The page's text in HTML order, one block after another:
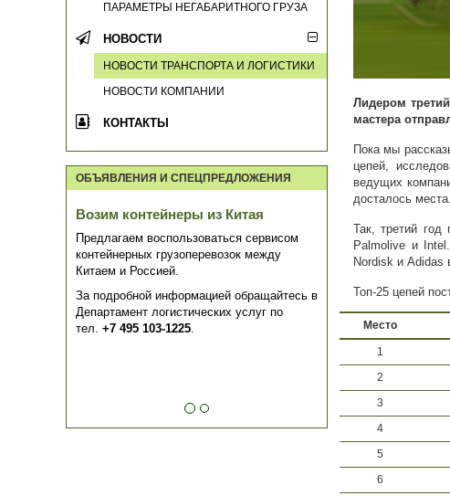
Лидером
мастера
Пока мы
цепей,
ведущих
досталось места.
Так, третий год
Palmolive и
Nordisk и Adidas
Топ-25 цепей
Место
1
2
3
4
5
6
ПАРАМЕТРЫ НЕГАБАРИТНОГО ГРУЗА
НОВОСТИ
НОВОСТИ ТРАНСПОРТА И ЛОГИСТИКИ
НОВОСТИ КОМПАНИИ
КОНТАКТЫ
ОБЪЯВЛЕНИЯ И СПЕЦПРЕДЛОЖЕНИЯ
Возим контейнеры из Китая
Предлагаем воспользоваться сервисом
контейнерных грузоперевозок между
Китаем и Россией.
За подробной информацией обращайтесь в
Департамент логистических услуг по
тел. +7 495 103-1225.